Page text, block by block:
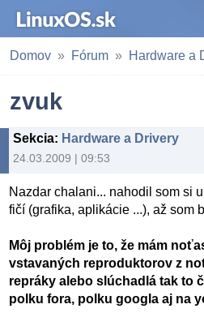
Domov Fórum Hardware a
zvuk
Sekcia: Hardware a Drivery
24.03.2009 | 09:53
Nazdar chalani... nahodil som si
fičí (grafika, aplikácie ...), až som
Môj problém je to, že mám
vstavaných reproduktorov z
repráky alebo slúchadlá tak to
polku fora, polku googla aj na